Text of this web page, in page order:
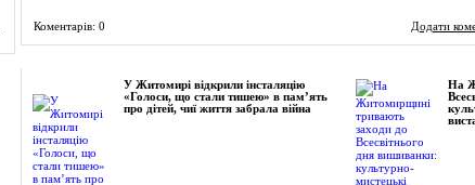
Коментарів: 0 Додати
У Житомирі відкрили інсталяцію
«Голоси, що стали тишею» в пам’ять
про дітей, чиї життя забрала війна
На